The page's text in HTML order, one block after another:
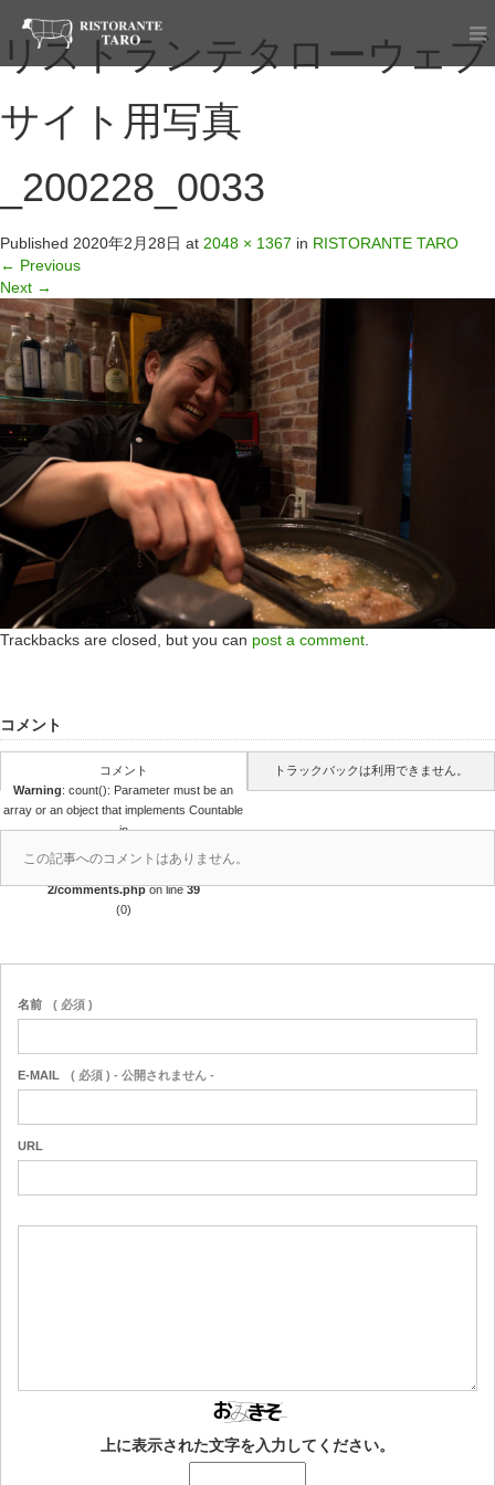
リストランテタローウェブ
サイト用写真
_200228_0033
Published 2020年2月28日 at 2048 × 1367 in RISTORANTE TARO
← Previous
Next →
Trackbacks are closed, but you can post a comment
コメント
コメント
Warning: count(): Parameter must be an
array or an object that implements Countable
in
/home/r4688280/public_html/takedataro.c
om/wp-content/themes/amore_tcd028-
2/comments.phpon line39
(0)
トラックバックは利用できません。
この記事へのコメントはありません。
名前 ( 必須 )
E-MAIL ( 必須 ) - 公開されません -
URL
上に表示された文字を入力してください。